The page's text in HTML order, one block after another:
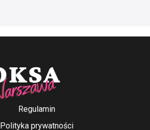
Regulamin
Polityka prywatności